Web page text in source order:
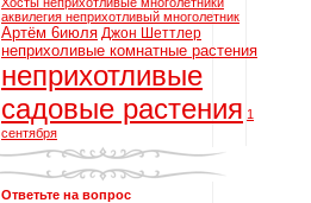
аквилегия неприхотливый многолетник
Артём 6июля Джон Шеттлер
неприхоливые комнатные растения
неприхотливые
садовые растения 1
сентября
Ответьте на вопрос